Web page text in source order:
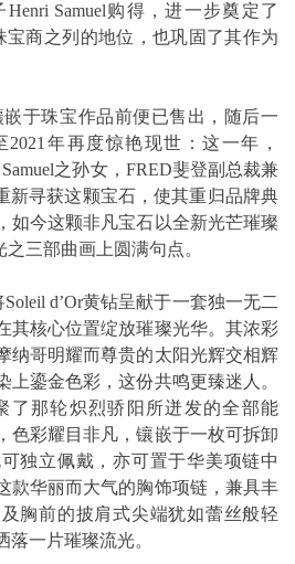
Samuel购得，进一步奠定了
宝商之列的地位，也巩固了其作为
嵌于珠宝作品前便已售出，随后一
年再度惊艳现世：这一年，
Samuel之孙女，FRED斐登副总裁兼
新寻获这颗宝石，使其重归品牌典
如今这颗非凡宝石以全新光芒璀璨
之三部曲画上圆满句点。
d’Or黄钻呈献于一套独一无二
其核心位置绽放璀璨光华。其浓彩
纳哥明耀而尊贵的太阳光辉交相辉
上鎏金色彩，这份共鸣更臻迷人。
了那轮炽烈骄阳所迸发的全部能
色彩耀目非凡，镶嵌于一枚可拆卸
独立佩戴，亦可置于华美项链中
款华丽而大气的胸饰项链，兼具丰
胸前的披肩式尖端犹如蕾丝般轻
一片璀璨流光。